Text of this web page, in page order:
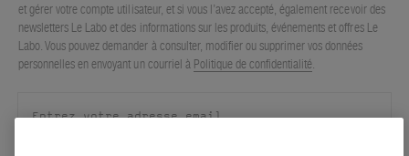
et gérer votre compte utilisateur, et si vous l’avez accepté, également recevoir des
newsletters Le Labo et des informations sur les produits, événements et offres Le
Labo. Vous pouvez demander à consulter, modifier ou supprimer vos données
personnelles en envoyant un courriel à Politique de confidentialité